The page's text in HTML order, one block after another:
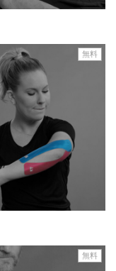
無料
無料